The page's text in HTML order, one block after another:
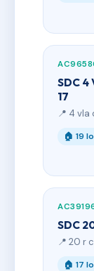
SDC 4
17
📍 4 vla
🏠 19
SDC
📍 20 r
🏠 17